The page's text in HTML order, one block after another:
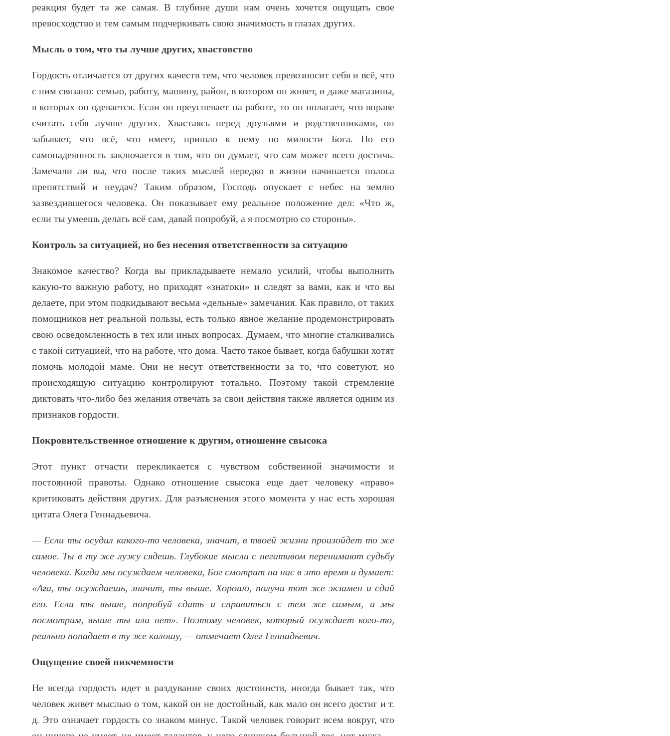
реакция будет та же самая. В глубине души нам очень хочется ощущать свое
превосходство и тем самым подчеркивать свою значимость в глазах других.
Мысль о том, что ты лучше других, хвастовство
Гордость отличается от других качеств тем, что человек превозносит себя и всё, что
с ним связано: семью, работу, машину, район, в котором он живет, и даже магазины,
в которых он одевается. Если он преуспевает на работе, то он полагает, что вправе
считать себя лучше других. Хвастаясь перед друзьями и родственниками, он
забывает, что всё, что имеет, пришло к нему по милости Бога. Но его
самонадеянность заключается в том, что он думает, что сам может всего достичь.
Замечали ли вы, что после таких мыслей нередко в жизни начинается полоса
препятствий и неудач? Таким образом, Господь опускает с небес на землю
зазвездившегося человека. Он показывает ему реальное положение дел: «Что ж,
если ты умеешь делать всё сам, давай попробуй, а я посмотрю со стороны».
Контроль за ситуацией, но без несения ответственности за ситуацию
Знакомое качество? Когда вы прикладываете немало усилий, чтобы выполнить
какую-то важную работу, но приходят «знатоки» и следят за вами, как и что вы
делаете, при этом подкидывают весьма «дельные» замечания. Как правило, от таких
помощников нет реальной пользы, есть только явное желание продемонстрировать
свою осведомленность в тех или иных вопросах. Думаем, что многие сталкивались
с такой ситуацией, что на работе, что дома. Часто такое бывает, когда бабушки хотят
помочь молодой маме. Они не несут ответственности за то, что советуют, но
происходящую ситуацию контролируют тотально. Поэтому такой стремление
диктовать что-либо без желания отвечать за свои действия также является одним из
признаков гордости.
Покровительственное отношение к другим, отношение свысока
Этот пункт отчасти перекликается с чувством собственной значимости и
постоянной правоты. Однако отношение свысока еще дает человеку «право»
критиковать действия других. Для разъяснения этого момента у нас есть хорошая
цитата Олега Геннадьевича.
— Если ты осудил какого-то человека, значит, в твоей жизни произойдет то же
самое. Ты в ту же лужу сядешь. Глубокие мысли с негативом перенимают судьбу
человека. Когда мы осуждаем человека, Бог смотрит на нас в это время и думает:
«Ага, ты осуждаешь, значит, ты выше. Хорошо, получи тот же экзамен и сдай
его. Если ты выше, попробуй сдать и справиться с тем же самым, и мы
посмотрим, выше ты или нет». Поэтому человек, который осуждает кого-то,
реально попадает в ту же калошу, — отмечает Олег Геннадьевич.
Ощущение своей никчемности
Не всегда гордость идет в раздувание своих достоинств, иногда бывает так, что
человек живет мыслью о том, какой он не достойный, как мало он всего достиг и т.
д. Это означает гордость со знаком минус. Такой человек говорит всем вокруг, что